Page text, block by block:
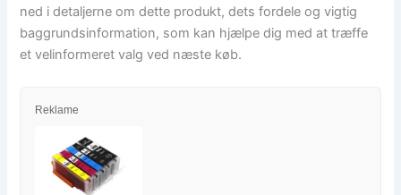
ned i detaljerne om dette produkt, dets fordele og vigtig
baggrundsinformation, som kan hjælpe dig med at træffe
et velinformeret valg ved næste køb.
Reklame